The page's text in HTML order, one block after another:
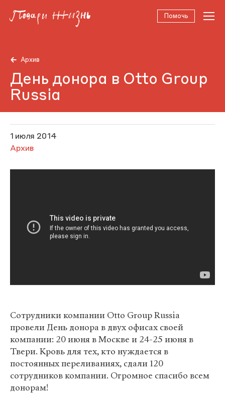
Помочь
Архив
День донора в Otto Group
Russia
1 июля 2014
Архив
Сотрудники компании Otto Group Russia
провели День донора в двух офисах своей
компании: 20 июня в Москве и 24-25 июня в
Твери. Кровь для тех, кто нуждается в
постоянных переливаниях, сдали 120
сотрудников компании. Огромное спасибо всем
донорам!